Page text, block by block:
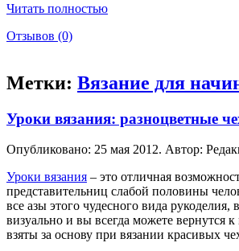
Читать полностью
Отзывов (0)
Метки: Вязание для
Уроки вязания: разноцветные
Опубликовано: 25 мая 2012. Автор:
Уроки вязания – это отличная
представительниц слабой половины
все азы этого чудесного вида
визуально и вы всегда можете вернутся
взяты за основу при вязании красивых